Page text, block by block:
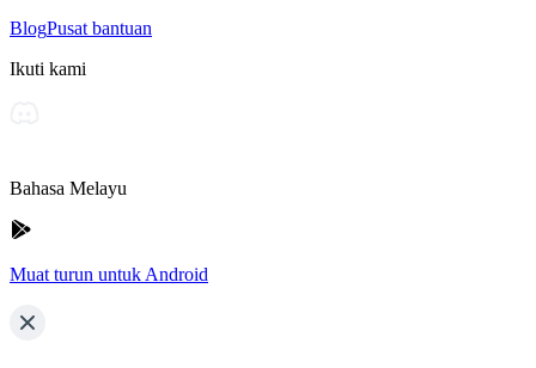
BlogPusat bantuan
Ikuti kami
Bahasa Melayu
Muat turun untuk Android